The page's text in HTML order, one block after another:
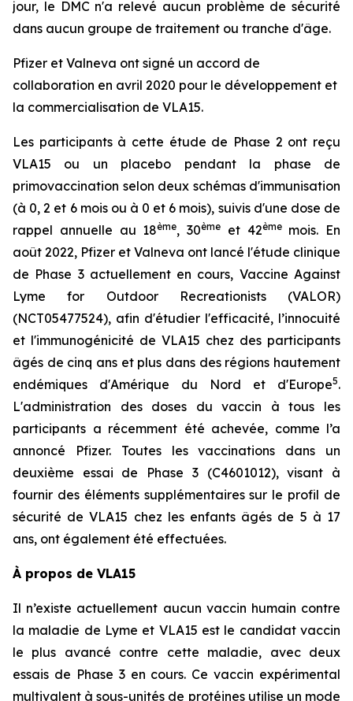
jour, le DMC n'a relevé aucun problème de sécurité
dans aucun groupe de traitement ou tranche d'âge.
Pfizer et Valneva ont signé un accord de
collaboration en avril 2020 pour le développement et
la commercialisation de VLA15.
Les participants à cette étude de Phase 2 ont reçu
VLA15 ou un placebo pendant la phase de
primovaccination selon deux schémas d'immunisation
(à 0, 2 et 6 mois ou à 0 et 6 mois), suivis d'une dose de
rappel annuelle au 18ème, 30ème et 42èmemois. En
août 2022, Pfizer et Valneva ont lancé l'étude clinique
de Phase 3 actuellement en cours, Vaccine Against
Lyme for Outdoor Recreationists (VALOR)
(NCT05477524), afin d'étudier l'efficacité, l’innocuité
et l'immunogénicité de VLA15 chez des participants
âgés de cinq ans et plus dans des régions hautement
endémiques d'Amérique du Nord et d'Europe5.
L'administration des doses du vaccin à tous les
participants a récemment été achevée, comme l’a
annoncé Pfizer. Toutes les vaccinations dans un
deuxième essai de Phase 3 (C4601012), visant à
fournir des éléments supplémentaires sur le profil de
sécurité de VLA15 chez les enfants âgés de 5 à 17
ans, ont également été effectuées.
À propos de VLA15
Il n’existe actuellement aucun vaccin humain contre
la maladie de Lyme et VLA15 est le candidat vaccin
le plus avancé contre cette maladie, avec deux
essais de Phase 3 en cours. Ce vaccin expérimental
multivalent à sous-unités de protéines utilise un mode